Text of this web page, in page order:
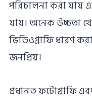
পরিচালনা করা যায়
যায়। অনেক উচ্চতা
ভিডিওগ্রাফি ধারণ
জনপ্রিয়।
প্রধানত ফটোগ্রাফি